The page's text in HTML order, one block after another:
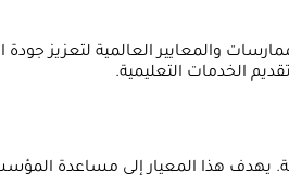
الخدمات التعليمية.
التعليمية. يهدف هذا المعيار إلى